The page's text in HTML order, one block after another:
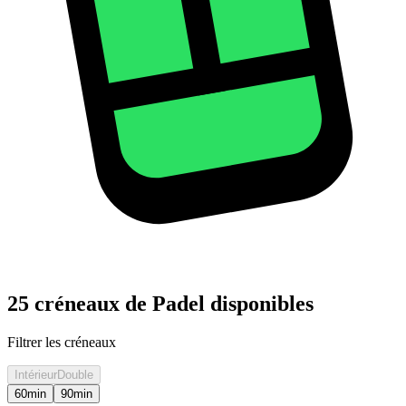
25 créneaux de Padel disponibles
Filtrer les créneaux
IntérieurDouble
60min 90min